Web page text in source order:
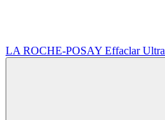
LA ROCHE-POSAY Effaclar